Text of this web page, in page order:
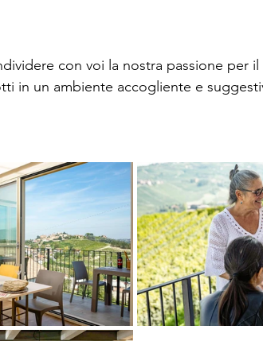
con voi la nostra passione per
in un ambiente accogliente e